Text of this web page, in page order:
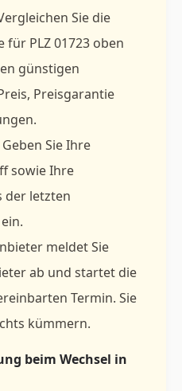
Sie die
PLZ 01723 oben
günstigen
Preisgarantie
Geben Sie Ihre
sowie Ihre
der letzten
meldet Sie
ab und startet die
Termin. Sie
kümmern.
beim Wechsel in